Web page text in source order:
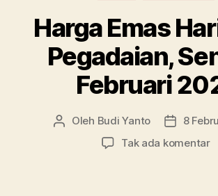
Harga Emas
Pegadaian,
Februari
Penulis
Oleh Budi Yanto
Tanggal
artikel
8
Tak ada komentar